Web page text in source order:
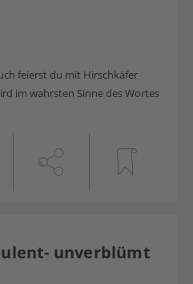
feierst du mit Hirschkäfer
im wahrsten Sinne des Wortes
unverblümt